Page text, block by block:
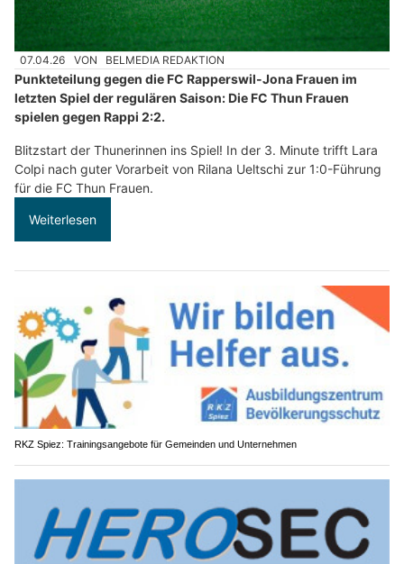
07.04.26 VON BELMEDIA REDAKTION
Punkteteilung gegen die FC Rapperswil-Jona Frauen im
letzten Spiel der regulären Saison: Die FC Thun Frauen
spielen gegen Rappi 2:2.
Blitzstart der Thunerinnen ins Spiel! In der 3. Minute trifft Lara
Colpi nach guter Vorarbeit von Rilana Ueltschi zur 1:0-Führung
für die FC Thun Frauen.
Weiterlesen
RKZ Spiez: Trainingsangebote für Gemeinden und Unternehmen